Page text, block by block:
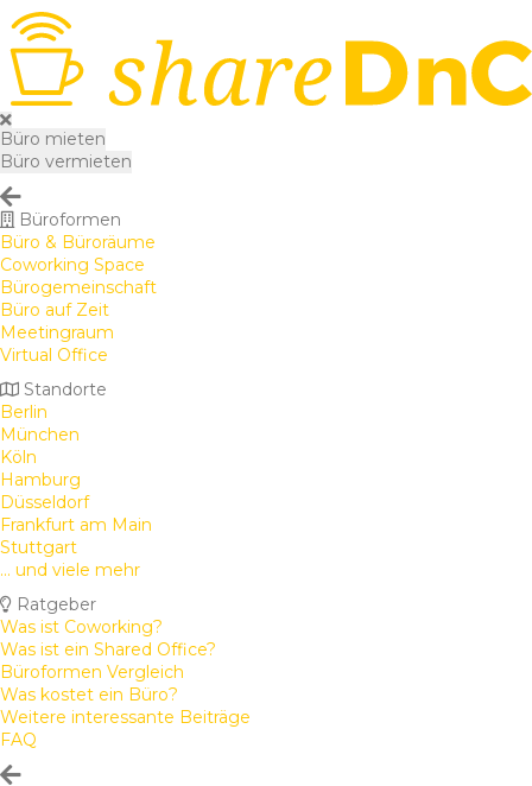
Büro mieten
Büro vermieten
Büroformen
Büro & Büroräume
Coworking Space
Bürogemeinschaft
Büro auf Zeit
Meetingraum
Virtual Office
Standorte
Berlin
München
Köln
Hamburg
Düsseldorf
Frankfurt am Main
Stuttgart
... und viele mehr
Ratgeber
Was ist Coworking?
Was ist ein Shared Office?
Büroformen Vergleich
Was kostet ein Büro?
Weitere interessante Beiträge
FAQ